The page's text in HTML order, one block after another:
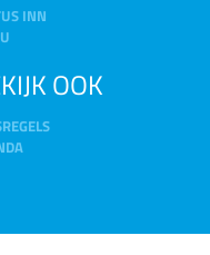
INN
OOK